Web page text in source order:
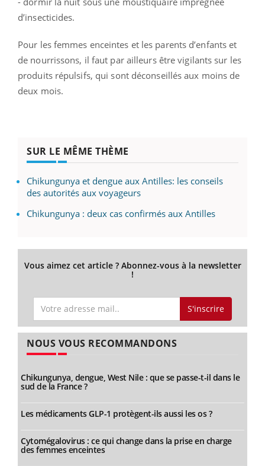
d’insecticides.
Pour les femmes enceintes et les parents d’enfants et
de nourrissons, il faut par ailleurs être vigilants sur les
produits répulsifs, qui sont déconseillés aux moins de
deux mois.
SUR LE MÊME THÈME
Chikungunya et dengue aux Antilles: les conseils
des autorités aux voyageurs
Chikungunya : deux cas confirmés aux Antilles
Vous aimez cet article ? Abonnez-vous à la newsletter
!
S'inscrire
NOUS VOUS RECOMMANDONS
Chikungunya, dengue, West Nile : que se passe-t-il dans le
sud de la France ?
Les médicaments GLP-1 protègent-ils aussi les os ?
Cytomégalovirus : ce qui change dans la prise en charge
des femmes enceintes